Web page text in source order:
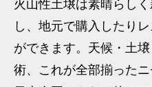
火山性土壌は素晴らし
し、地元で購入したり
ができます。天候・土
術、これが全部揃ったニ